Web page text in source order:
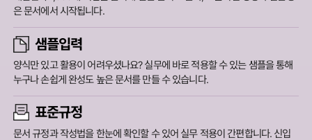
은 문서에서 시작됩니다.
샘플입력
양식만 있고 활용이 어려우셨나요? 실무에 바로 적용할 수 있는 샘플을 통해
누구나 손쉽게 완성도 높은 문서를 만들 수 있습니다.
표준규정
문서 규정과 작성법을 한눈에 확인할 수 있어 실무 적용이 간편합니다. 신입